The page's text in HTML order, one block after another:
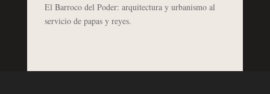
El Barroco del Poder: arquitectura y urbanismo al
servicio de papas y reyes.